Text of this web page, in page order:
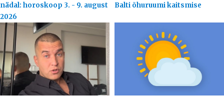
nädal: horoskoop 3. - 9. august
2026
Balti õhuruumi kaitsmise